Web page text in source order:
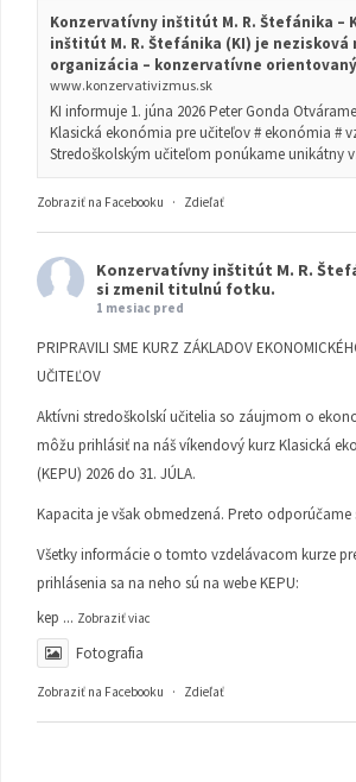
Konzervatívny inštitút M. R. Štefánika –
inštitút M. R. Štefánika (KI) je nezisková
organizácia – konzervatívne
www.konzervativizmus.sk
KI informuje 1. júna 2026 Peter Gonda
Klasická ekonómia pre učiteľov # ekonómia #
Stredoškolským učiteľom ponúkame unikátny
Zobraziť na Facebooku · Zdieľať
Konzervatívny inštitút M. R.
si zmenil titulnú fotku.
1 mesiac pred
PRIPRAVILI SME KURZ ZÁKLADOV
UČITEĽOV
Aktívni stredoškolskí učitelia so záujmom o
môžu prihlásiť na náš víkendový kurz Klasická
(KEPU) 2026 do 31. JÚLA.
Kapacita je však obmedzená. Preto odporúčame
Všetky informácie o tomto vzdelávacom kurze
prihlásenia sa na neho sú na webe KEPU:
kep ... Zobraziť viac
Fotografia
Zobraziť na Facebooku · Zdieľať